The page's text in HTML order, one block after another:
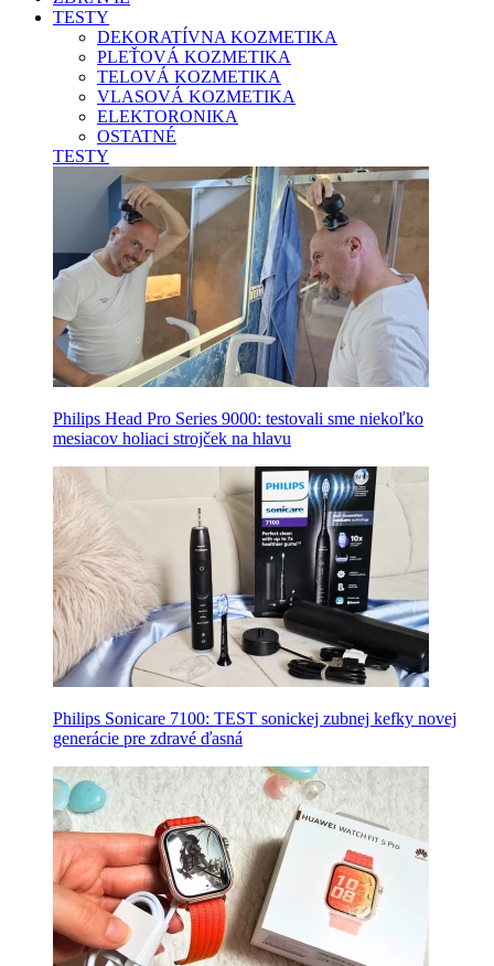
TESTY
DEKORATÍVNA KOZMETIKA
PLEŤOVÁ KOZMETIKA
TELOVÁ KOZMETIKA
VLASOVÁ KOZMETIKA
ELEKTORONIKA
OSTATNÉ
TESTY
Philips Head Pro Series 9000: testovali sme niekoľko
mesiacov holiaci strojček na hlavu
Philips Sonicare 7100: TEST sonickej zubnej kefky novej
generácie pre zdravé ďasná